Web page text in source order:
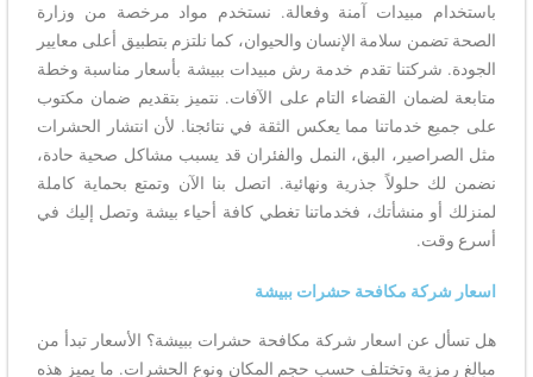
باستخدام مبيدات آمنة وفعالة. نستخدم مواد مرخصة من وزارة
الصحة تضمن سلامة الإنسان والحيوان، كما نلتزم بتطبيق أعلى معايير
الجودة. شركتنا تقدم خدمة رش مبيدات ببيشة بأسعار مناسبة وخطة
متابعة لضمان القضاء التام على الآفات. نتميز بتقديم ضمان مكتوب
على جميع خدماتنا مما يعكس الثقة في نتائجنا. لأن انتشار الحشرات
مثل الصراصير، البق، النمل والفئران قد يسبب مشاكل صحية حادة،
نضمن لك حلولاً جذرية ونهائية. اتصل بنا الآن وتمتع بحماية كاملة
لمنزلك أو منشأتك، فخدماتنا تغطي كافة أحياء بيشة وتصل إليك في
أسرع وقت.
اسعار شركة مكافحة حشرات ببيشة
هل تسأل عن اسعار شركة مكافحة حشرات ببيشة؟ الأسعار تبدأ من
مبالغ رمزية وتختلف حسب حجم المكان ونوع الحشرات. ما يميز هذه